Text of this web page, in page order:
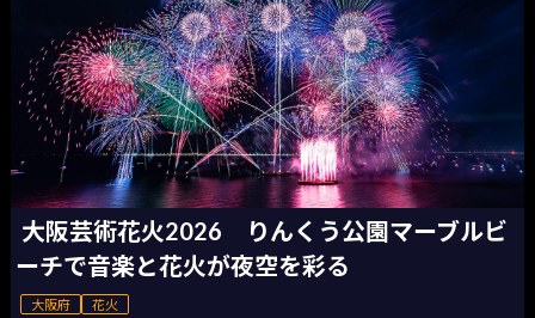
大阪芸術花火2026 りんくう公園マーブルビ
ーチで音楽と花火が夜空を彩る
大阪府 花火